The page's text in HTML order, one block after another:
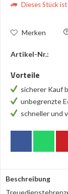
Dieses Stück
Merken
Artikel-Nr.:
Vorteile
sicherer Kauf
unbegrenzte
schneller und
Beschreibung